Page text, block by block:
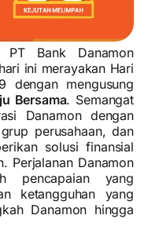
Bank Danamon
ini merayakan Hari
dengan mengusung
Bersama. Semangat
Danamon dengan
perusahaan, dan
solusi finansial
Perjalanan Danamon
pencapaian yang
ketangguhan yang
Danamon hingga